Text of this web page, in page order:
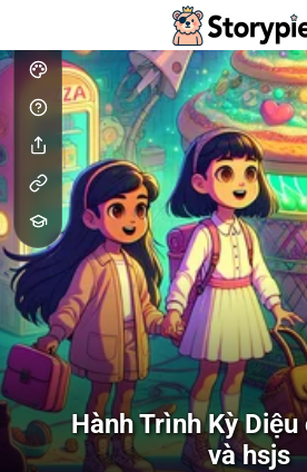
Storypie -
Hành Trình Kỳ
và hsjs